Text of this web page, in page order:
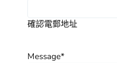
確認電郵地址
Message*